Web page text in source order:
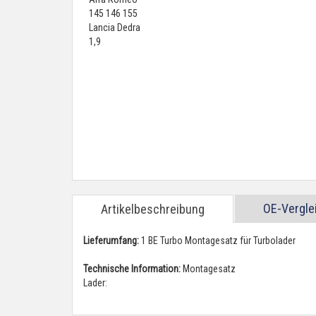
Artikelbeschreibung OE-
Lieferumfang:1 BE Turbo Montagesatz für Turbolader
Technische Information: Montagesatz
Lader: